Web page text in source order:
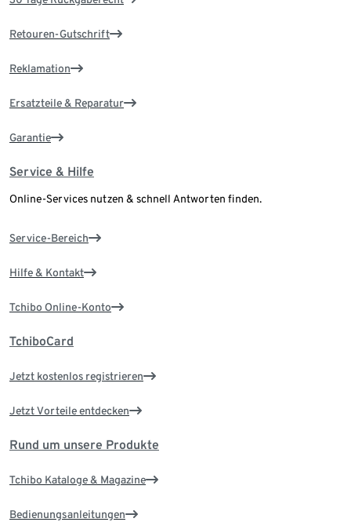
Retouren-Gutschrift
Reklamation
Ersatzteile & Reparatur
Garantie
Service & Hilfe
Online-Services nutzen & schnell Antworten finden.
Service-Bereich
Hilfe & Kontakt
Tchibo Online-Konto
TchiboCard
Jetzt kostenlos registrieren
Jetzt Vorteile entdecken
Rund um unsere Produkte
Tchibo Kataloge & Magazine
Bedienungsanleitungen